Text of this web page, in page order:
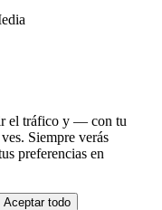
el tráfico y — con tu
Siempre verás
preferencias en
Aceptar todo